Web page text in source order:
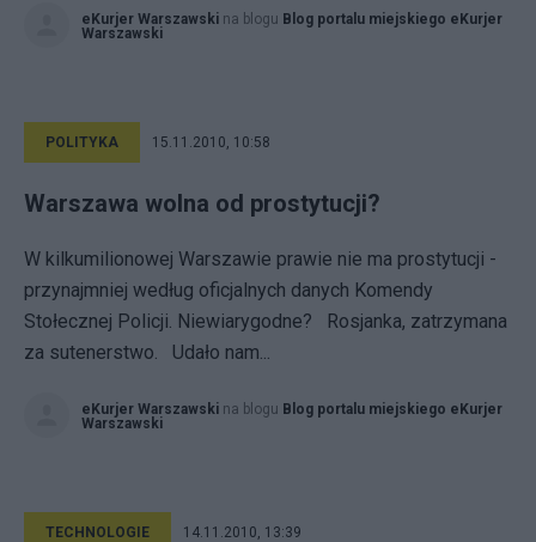
eKurjer Warszawski na blogu Blog portalu miejskiego eKurjer
Warszawski
POLITYKA 15.11.2010, 10:58
Warszawa wolna od prostytucji?
W kilkumilionowej Warszawie prawie nie ma prostytucji -
przynajmniej według oficjalnych danych Komendy
Stołecznej Policji. Niewiarygodne? Rosjanka, zatrzymana
za sutenerstwo. Udało nam...
eKurjer Warszawski na blogu Blog portalu miejskiego eKurjer
Warszawski
TECHNOLOGIE 14.11.2010, 13:39